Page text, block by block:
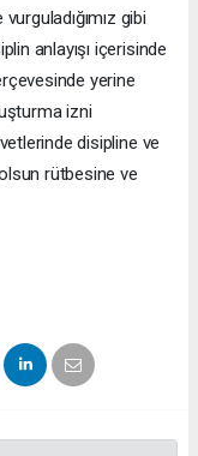
gibi
anlayışı içerisinde
yerine
izni
disipline ve
rütbesine ve